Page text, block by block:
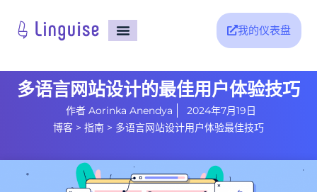
我的仪表盘
多语言网站设计的最佳用户体验技巧
作者 Aorinka Anendya
2024年7月19日
博客 > 指南 > 多语言网站设计用户体验最佳技巧